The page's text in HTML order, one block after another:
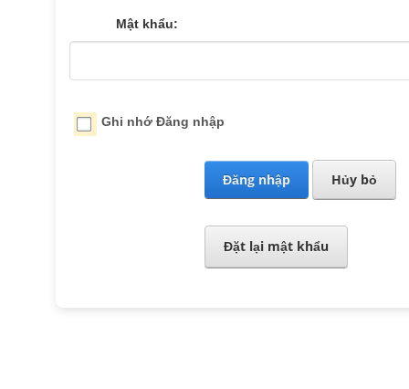
Mật khẩu:
Ghi nhớ Đăng nhập
Đăng nhập Hủy bỏ
Đặt lại mật khẩu